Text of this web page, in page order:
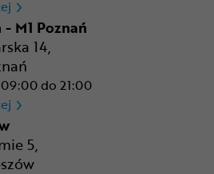
CR Kraków - Solvay Park
M1 Poznań
14,
do 21:00
CR Poznań - M1 Poznań
5,